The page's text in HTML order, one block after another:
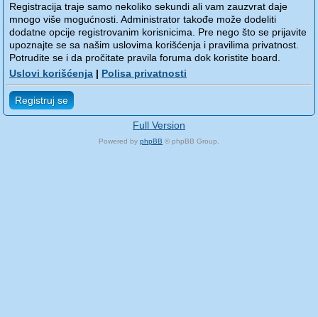
Registracija traje samo nekoliko sekundi ali vam zauzvrat daje
mnogo više mogućnosti. Administrator takođe može dodeliti
dodatne opcije registrovanim korisnicima. Pre nego što se prijavite
upoznajte se sa našim uslovima korišćenja i pravilima privatnost.
Potrudite se i da pročitate pravila foruma dok koristite board.
Uslovi korišćenja | Polisa privatnosti
Registruj se
Full Version
Powered by phpBB © phpBB Group.